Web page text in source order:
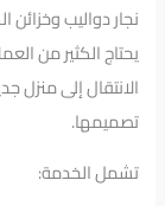
نجار دواليب وخزائن
يحتاج الكثير من
الانتقال إلى منزل
تصميمها.
تشمل الخدمة: